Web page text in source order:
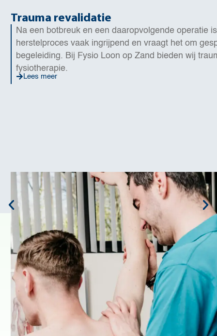
Trauma revalidatie
Na een botbreuk en een daaropvolgende operatie
herstelproces vaak ingrijpend en vraagt het om
begeleiding. Bij Fysio Loon op Zand bieden wij
fysiotherapie.
Lees meer